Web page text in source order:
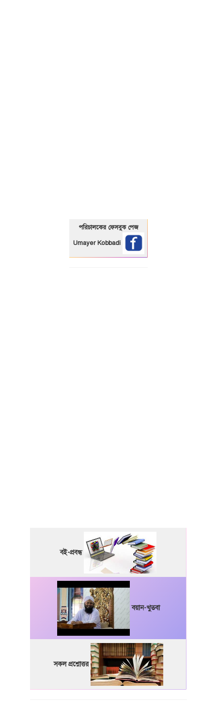
পরিচালকের ফেসবুক পেজ
Umayer Kobbadi
বই-প্রবন্ধ
বয়ান-খুতবা
সকল প্রশ্নোত্তর